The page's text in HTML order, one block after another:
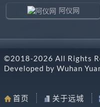
阿仪网
东北制造
©2018-2026 All Rights
Developed by Wuhan
首页 关于远城